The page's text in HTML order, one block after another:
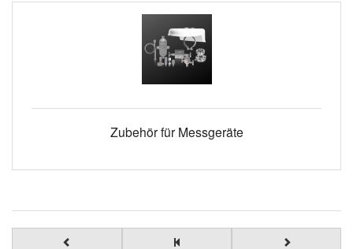
Zubehör für Messgeräte